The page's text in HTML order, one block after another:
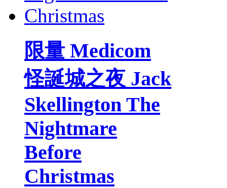
限量 Medicom
怪誕城之夜 Jack
Skellington The
Nightmare
Before
Christmas